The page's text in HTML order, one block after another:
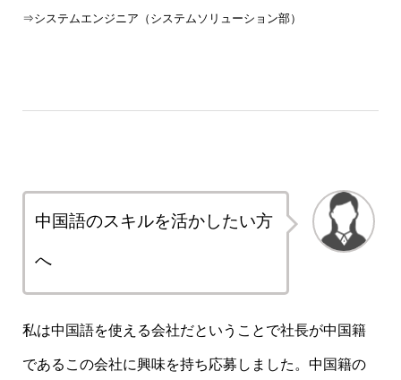
⇒システムエンジニア（システムソリューション部）
中国語のスキルを活かしたい方
へ
私は中国語を使える会社だということで社長が中国籍
であるこの会社に興味を持ち応募しました。中国籍の